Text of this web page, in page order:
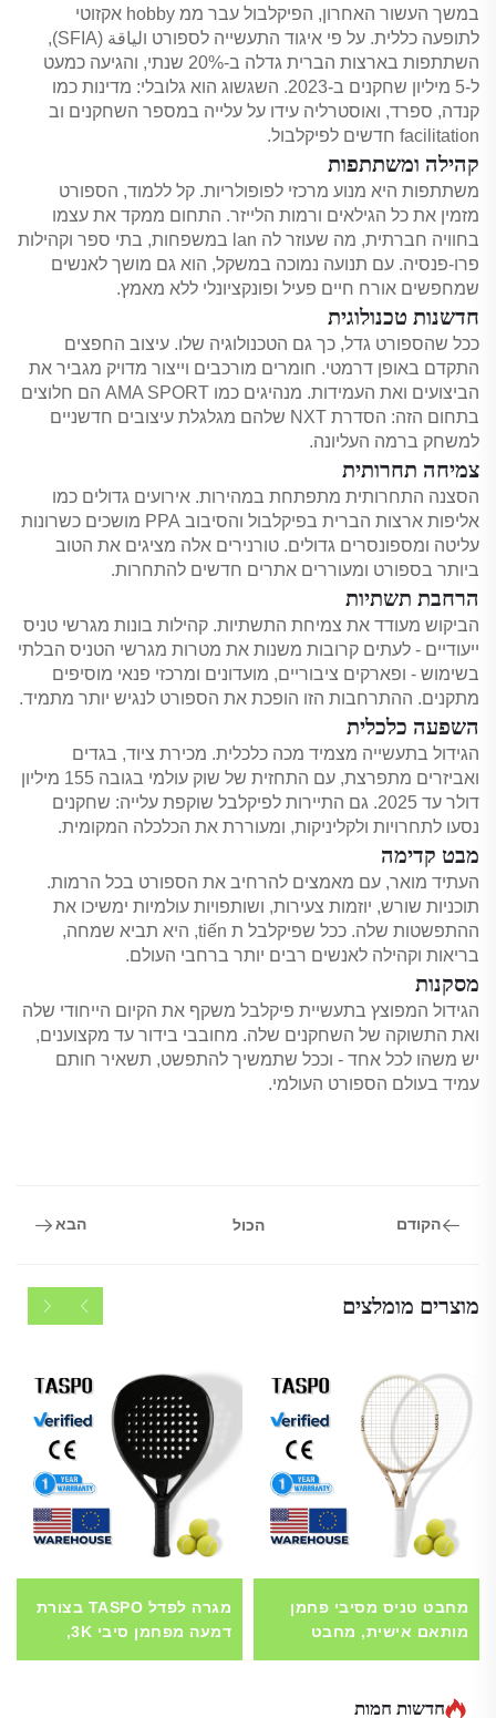
במשך העשור האחרון, הפיקלבול עבר ממ hobby אקזוטי
לתופעה כללית. על פי איגוד התעשייה לספורט וلياقة (SFIA),
השתתפות בארצות הברית גדלה ב-20% שנתי, והגיעה כמעט
ל-5 מיליון שחקנים ב-2023. השגשוג הוא גלובלי: מדינות כמו
קנדה, ספרד, ואוסטרליה עידו על עלייה במספר השחקנים וב
facilitation חדשים לפיקלבול.
קהילה ומשתתפות
משתתפות היא מנוע מרכזי לפופולריות. קל ללמוד, הספורט
מזמין את כל הגילאים ורמות הלייזר. התחום ממקד את עצמו
בחוויה חברתית, מה שעוזר לה lan במשפחות, בתי ספר וקהילות
פרו-פנסיה. עם תנועה נמוכה במשקל, הוא גם מושך לאנשים
שמחפשים אורח חיים פעיל ופונקציונלי ללא מאמץ.
חדשנות טכנולוגית
ככל שהספורט גדל, כך גם הטכנולוגיה שלו. עיצוב החפצים
התקדם באופן דרמטי. חומרים מורכבים וייצור מדויק מגביר את
הביצועים ואת העמידות. מנהיגים כמו AMA SPORT הם חלוצים
בתחום הזה: הסדרת NXT שלהם מגלגלת עיצובים חדשניים
למשחק ברמה העליונה.
צמיחה תחרותית
הסצנה התחרותית מתפתחת במהירות. אירועים גדולים כמו
אליפות ארצות הברית בפיקלבול והסיבוב PPA מושכים כשרונות
עליטה ומספונסרים גדולים. טורנירים אלה מציגים את הטוב
ביותר בספורט ומעוררים אתרים חדשים להתחרות.
הרחבת תשתיות
הביקוש מעודד את צמיחת התשתיות. קהילות בונות מגרשי טניס
ייעודיים - לעתים קרובות משנות את מטרות מגרשי הטניס הבלתי
בשימוש - ופארקים ציבוריים, מועדונים ומרכזי פנאי מוסיפים
מתקנים. ההתרחבות הזו הופכת את הספורט לנגיש יותר מתמיד.
השפעה כלכלית
הגידול בתעשייה מצמיד מכה כלכלית. מכירת ציוד, בגדים
ואביזרים מתפרצת, עם התחזית של שוק עולמי בגובה 155 מיליון
דולר עד 2025. גם התיירות לפיקלבל שוקפת עלייה: שחקנים
נסעו לתחרויות ולקליניקות, ומעוררת את הכלכלה המקומית.
מבט קדימה
העתיד מואר, עם מאמצים להרחיב את הספורט בכל הרמות.
תוכניות שורש, יוזמות צעירות, ושותפויות עולמיות ימשיכו את
ההתפשטות שלה. ככל שפיקלבל ת tiến, היא תביא שמחה,
בריאות וקהילה לאנשים רבים יותר ברחבי העולם.
מסקנות
הגידול המפוצץ בתעשיית פיקלבל משקף את הקיום הייחודי שלה
ואת התשוקה של השחקנים שלה. מחובבי בידור עד מקצוענים,
יש משהו לכל אחד - וככל שתמשיך להתפשט, תשאיר חותם
עמיד בעולם הספורט העולמי.
הקודם הכול הבא
מוצרים מומלצים
מחבט טניס מסיבי פחמן
מותאם אישית, מחבט
לפליד, מכירה סיטונאית,
מגרה לפדל TASPO בצורת
דמעה מפחמן סיבי 3K,
חדשות חמות